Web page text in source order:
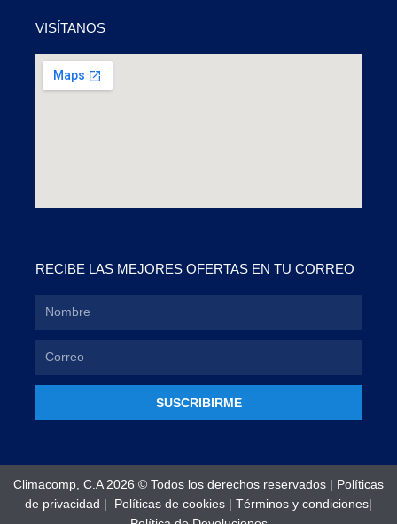
VISÍTANOS
RECIBE LAS MEJORES OFERTAS EN TU CORREO
SUSCRIBIRME
Climacomp, C.A 2026 © Todos los derechos reservados | Políticas
de privacidad | Políticas de cookies | Términos y condiciones|